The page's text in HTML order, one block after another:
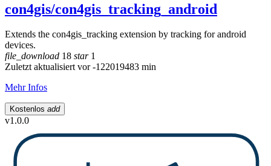
con4gis/con4gis_tracking_android
Extends the con4gis_tracking extension by tracking for android
devices.
file_download 18 star1
Zuletzt aktualisiert vor -122019483 min
Mehr Infos
Kostenlos add
v1.0.0